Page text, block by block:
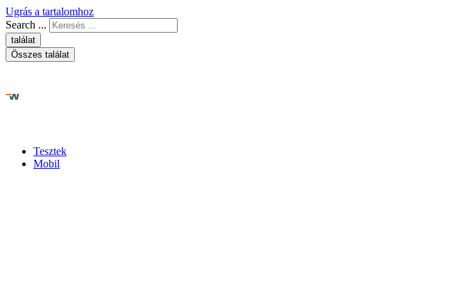
Ugrás a tartalomhoz
Search ...
találat
Összes találat
Tesztek
Mobil